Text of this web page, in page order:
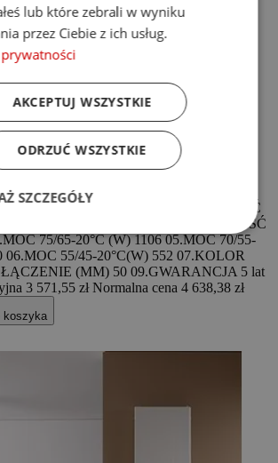
Verteo Line 22 2000x300
KERMI Verteo Line 22 01.WYSOKOŚĆ
(MM) 300 03.GŁĘBOKOŚĆ
75/65-20°C (W) 1106 05.MOC 70/55-
06.MOC 55/45-20°C(W) 552 07.KOLOR
(MM) 50 09.GWARANCJA 5 lat
3 571,55 zł Normalna cena 4 638,38 zł
koszyka
lub które zebrali w wyniku
przez Ciebie z ich usług.
AKCEPTUJ WSZYSTKIE
ODRZUĆ WSZYSTKIE
SZCZEGÓŁY